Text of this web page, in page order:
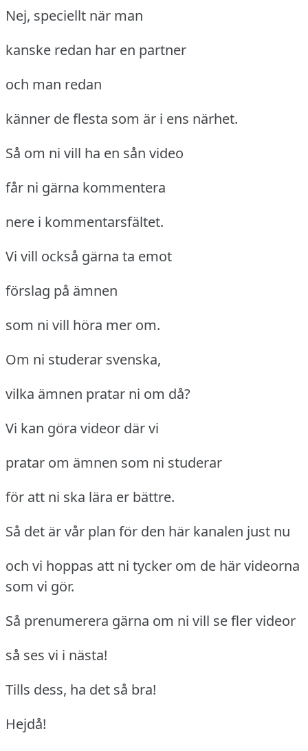
Nej, speciellt när man
kanske redan har en partner
och man redan
känner de flesta som är i ens närhet.
Så om ni vill ha en sån video
får ni gärna kommentera
nere i kommentarsfältet.
Vi vill också gärna ta emot
förslag på ämnen
som ni vill höra mer om.
Om ni studerar svenska,
vilka ämnen pratar ni om då?
Vi kan göra videor där vi
pratar om ämnen som ni studerar
för att ni ska lära er bättre.
Så det är vår plan för den här kanalen just nu
och vi hoppas att ni tycker om de här videorna
som vi gör.
Så prenumerera gärna om ni vill se fler videor
så ses vi i nästa!
Tills dess, ha det så bra!
Hejdå!